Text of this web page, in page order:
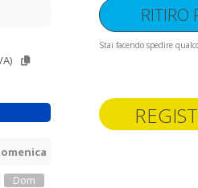
Dom
RITIRO
Stai facendo spedire